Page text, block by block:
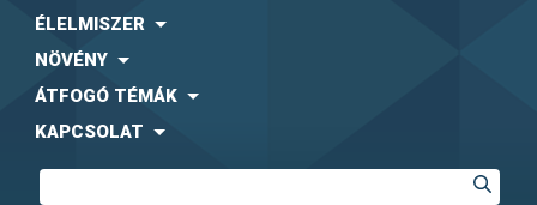
ÉLELMISZER
NÖVÉNY
ÁTFOGÓ TÉMÁK
KAPCSOLAT